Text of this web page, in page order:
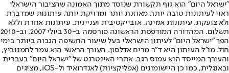
"ישראל היום" הוא גוף תקשורת שנוסד מתוך האמונה שהציבור הישראלי
ראוי לעיתונות טובה יותר, מאוזנת יותר ומדויקת יותר. עיתונות שמדברת
ולא צועקת. עיתונות אמינה, אובייקטיבית ועניינית. עיתונות אחרת וללא
תשלום. המהדורה המודפסת הראשונה פורסמה ב-30 ביולי 2007, וב-2010
הפך "ישראל היום" לעיתון הישראלי בעל שיעור החשיפה הגבוה ביותר בימי
חול. מו"ל העיתון היא ד"ר מרים אדלסון. העורך הראשי הוא עמר לחמנוביץ,
והעורך המייסד הוא עמוס רגב. אתרי האינטרנט של "ישראל היום" בעברית
ובאנגלית, כמו כן היישומונים (אפליקציות) לאנדרואיד ול-iOS, מציגים